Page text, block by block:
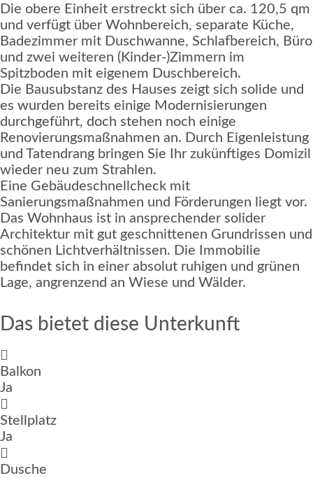
Die obere Einheit erstreckt sich über ca. 120,5 qm
und verfügt über Wohnbereich, separate Küche,
Badezimmer mit Duschwanne, Schlafbereich, Büro
und zwei weiteren (Kinder-)Zimmern im
Spitzboden mit eigenem Duschbereich.
Die Bausubstanz des Hauses zeigt sich solide und
es wurden bereits einige Modernisierungen
durchgeführt, doch stehen noch einige
Renovierungsmaßnahmen an. Durch Eigenleistung
und Tatendrang bringen Sie Ihr zukünftiges Domizil
wieder neu zum Strahlen.
Eine Gebäudeschnellcheck mit
Sanierungsmaßnahmen und Förderungen liegt vor.
Das Wohnhaus ist in ansprechender solider
Architektur mit gut geschnittenen Grundrissen und
schönen Lichtverhältnissen. Die Immobilie
befindet sich in einer absolut ruhigen und grünen
Lage, angrenzend an Wiese und Wälder.
Das bietet diese Unterkunft
Balkon
Ja
Stellplatz
Ja
Dusche